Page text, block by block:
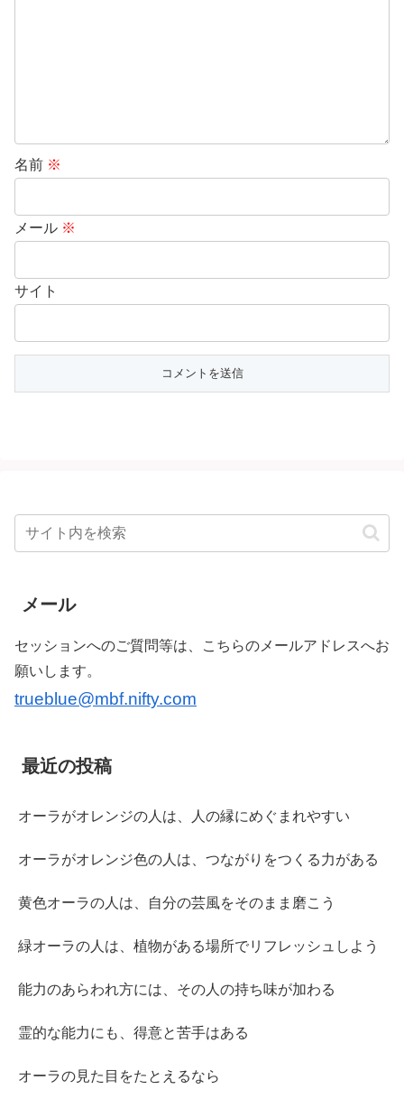
名前 ※
メール ※
サイト
メール
セッションへのご質問等は、こちらのメールアドレスへお
願いします。
trueblue@mbf.nifty.com
最近の投稿
オーラがオレンジの人は、人の縁にめぐまれやすい
オーラがオレンジ色の人は、つながりをつくる力がある
黄色オーラの人は、自分の芸風をそのまま磨こう
緑オーラの人は、植物がある場所でリフレッシュしよう
能力のあらわれ方には、その人の持ち味が加わる
霊的な能力にも、得意と苦手はある
オーラの見た目をたとえるなら